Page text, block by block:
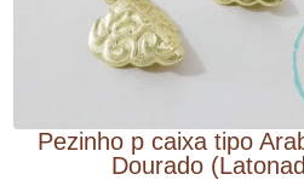
Pezinho p caixa tipo
Dourado